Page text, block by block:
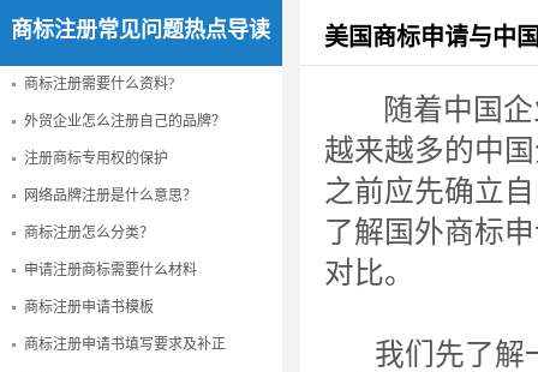
商标注册常见问题热点导读
商标注册需要什么资料?
外贸企业怎么注册自己的品牌？
注册商标专用权的保护
网络品牌注册是什么意思？
商标注册怎么分类？
申请注册商标需要什么材料
商标注册申请书模板
商标注册申请书填写要求及补正
美国商标申请与中
随着中国企业
越来越多的中
之前应先确立
了解国外商标
对比。
我们先了解